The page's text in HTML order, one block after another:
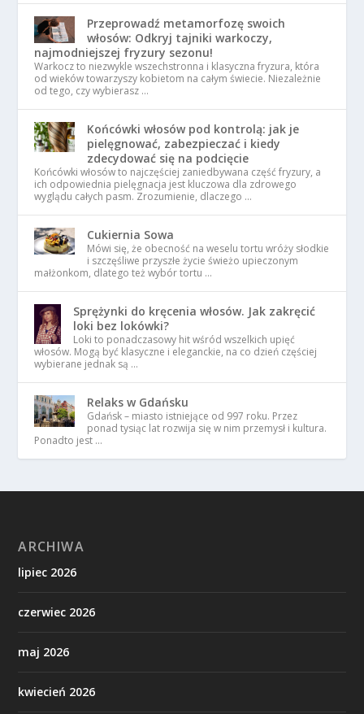
Przeprowadź metamorfozę swoich
włosów: Odkryj tajniki warkoczy,
najmodniejszej fryzury sezonu!
Warkocz to niezwykle wszechstronna i klasyczna fryzura, która
od wieków towarzyszy kobietom na całym świecie. Niezależnie
od tego, czy wybierasz …
Końcówki włosów pod kontrolą: jak je
pielęgnować, zabezpieczać i kiedy
zdecydować się na podcięcie
Końcówki włosów to najczęściej zaniedbywana część fryzury, a
ich odpowiednia pielęgnacja jest kluczowa dla zdrowego
wyglądu całych pasm. Zrozumienie, dlaczego …
Cukiernia Sowa
Mówi się, że obecność na weselu tortu wróży słodkie
i szczęśliwe przyszłe życie świeżo upieczonym
małżonkom, dlatego też wybór tortu …
Sprężynki do kręcenia włosów. Jak zakręcić
loki bez lokówki?
Loki to ponadczasowy hit wśród wszelkich upięć
włosów. Mogą być klasyczne i eleganckie, na co dzień częściej
wybierane jednak są …
Relaks w Gdańsku
Gdańsk – miasto istniejące od 997 roku. Przez
ponad tysiąc lat rozwija się w nim przemysł i kultura.
Ponadto jest …
ARCHIWA
lipiec 2026
czerwiec 2026
maj 2026
kwiecień 2026